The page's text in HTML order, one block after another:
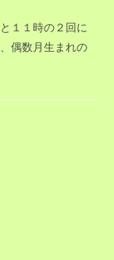
１１時の２回に
偶数月生まれの